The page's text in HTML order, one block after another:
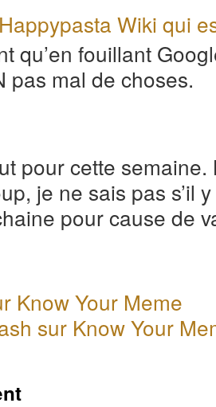
Happypasta Wiki qui
qu’en fouillant
pas mal de choses.
pour cette
je ne sais pas s’il
pour cause de
Know Your Meme
sur Know Your